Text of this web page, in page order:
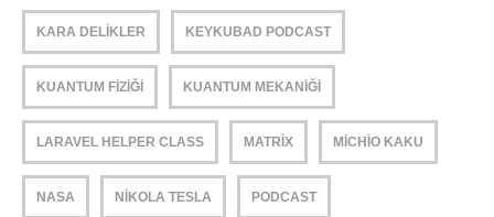
KARA DELIKLER KEYKUBAD PODCAST
KUANTUM FIZIĞI KUANTUM MEKANIĞI
LARAVEL HELPER CLASS MATRIX MICHIO KAKU
NASA NIKOLA TESLA PODCAST